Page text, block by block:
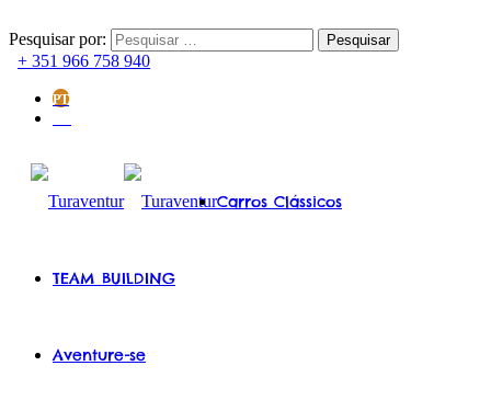
Pesquisar por:
+ 351 966 758 940
PT
Carros Clássicos
TEAM BUILDING
Aventure-se